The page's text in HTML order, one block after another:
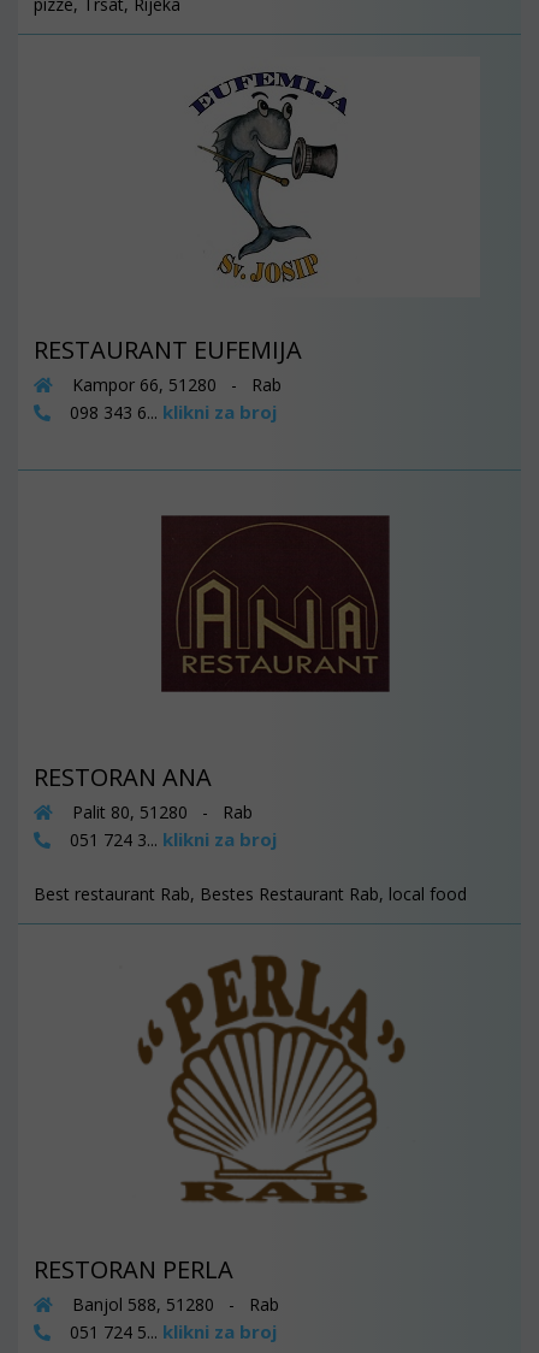
RESTAURANT EUFEMIJA
Kampor 66, 51280 - Rab
098 343 6... klikni za broj
RESTORAN ANA
Palit 80, 51280 - Rab
051 724 3... klikni za broj
Best restaurant Rab, Bestes Restaurant Rab, local food
RESTORAN PERLA
Banjol 588, 51280 - Rab
051 724 5... klikni za broj